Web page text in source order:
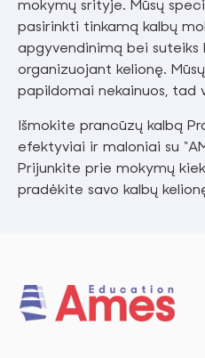
mokymų srityje. Mūsų
pasirinkti tinkamą kalbų
apgyvendinimą bei suteiks
organizuojant kelionę.
papildomai nekainuos, tad
Išmokite prancūzų kalbą
efektyviai ir maloniai su
Prijunkite prie mokymų
pradėkite savo kalbų